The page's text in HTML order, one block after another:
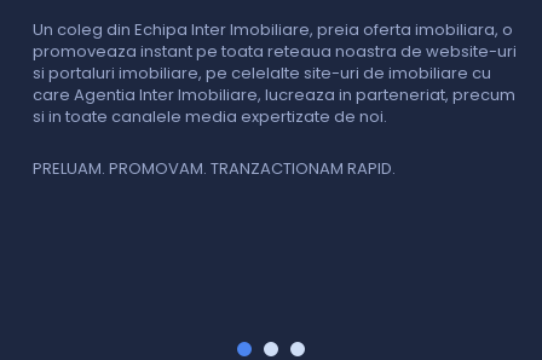
Un coleg din Echipa Inter Imobiliare, preia oferta imobiliara, o
promoveaza instant pe toata reteaua noastra de website-uri
si portaluri imobiliare, pe celelalte site-uri de imobiliare cu
care Agentia Inter Imobiliare, lucreaza in parteneriat, precum
si in toate canalele media expertizate de noi.
PRELUAM. PROMOVAM. TRANZACTIONAM RAPID.